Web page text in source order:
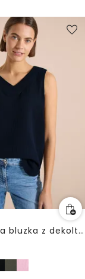
Muślinowa bluzka z dekoltem w szpic